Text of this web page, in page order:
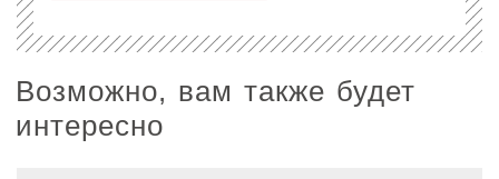
Возможно, вам также будет
интересно